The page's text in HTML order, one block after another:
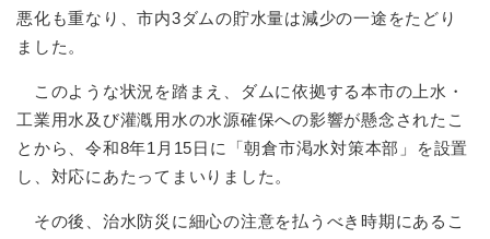
悪化も重なり、市内3ダムの貯水量は減少の一途をたどり
ました。
このような状況を踏まえ、ダムに依拠する本市の上水・
工業用水及び灌漑用水の水源確保への影響が懸念されたこ
とから、令和8年1月15日に「朝倉市渇水対策本部」を設置
し、対応にあたってまいりました。
その後、治水防災に細心の注意を払うべき時期にあるこ